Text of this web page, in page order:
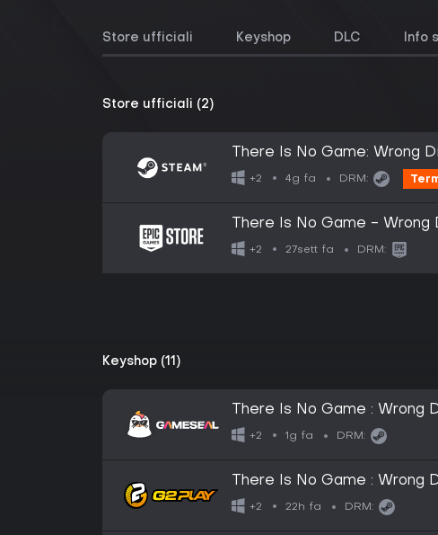
Store ufficiali Keyshop DLC Info
Store ufficiali (2)
There Is No Game: Wrong
+2 4g fa DRM:
There Is No Game - Wrong
+2 27sett fa DRM:
Keyshop (11)
There Is No Game : Wrong
GLOBAL
+2 1g fa DRM:
There Is No Game : Wrong
Altergift
+2 22h fa DRM: